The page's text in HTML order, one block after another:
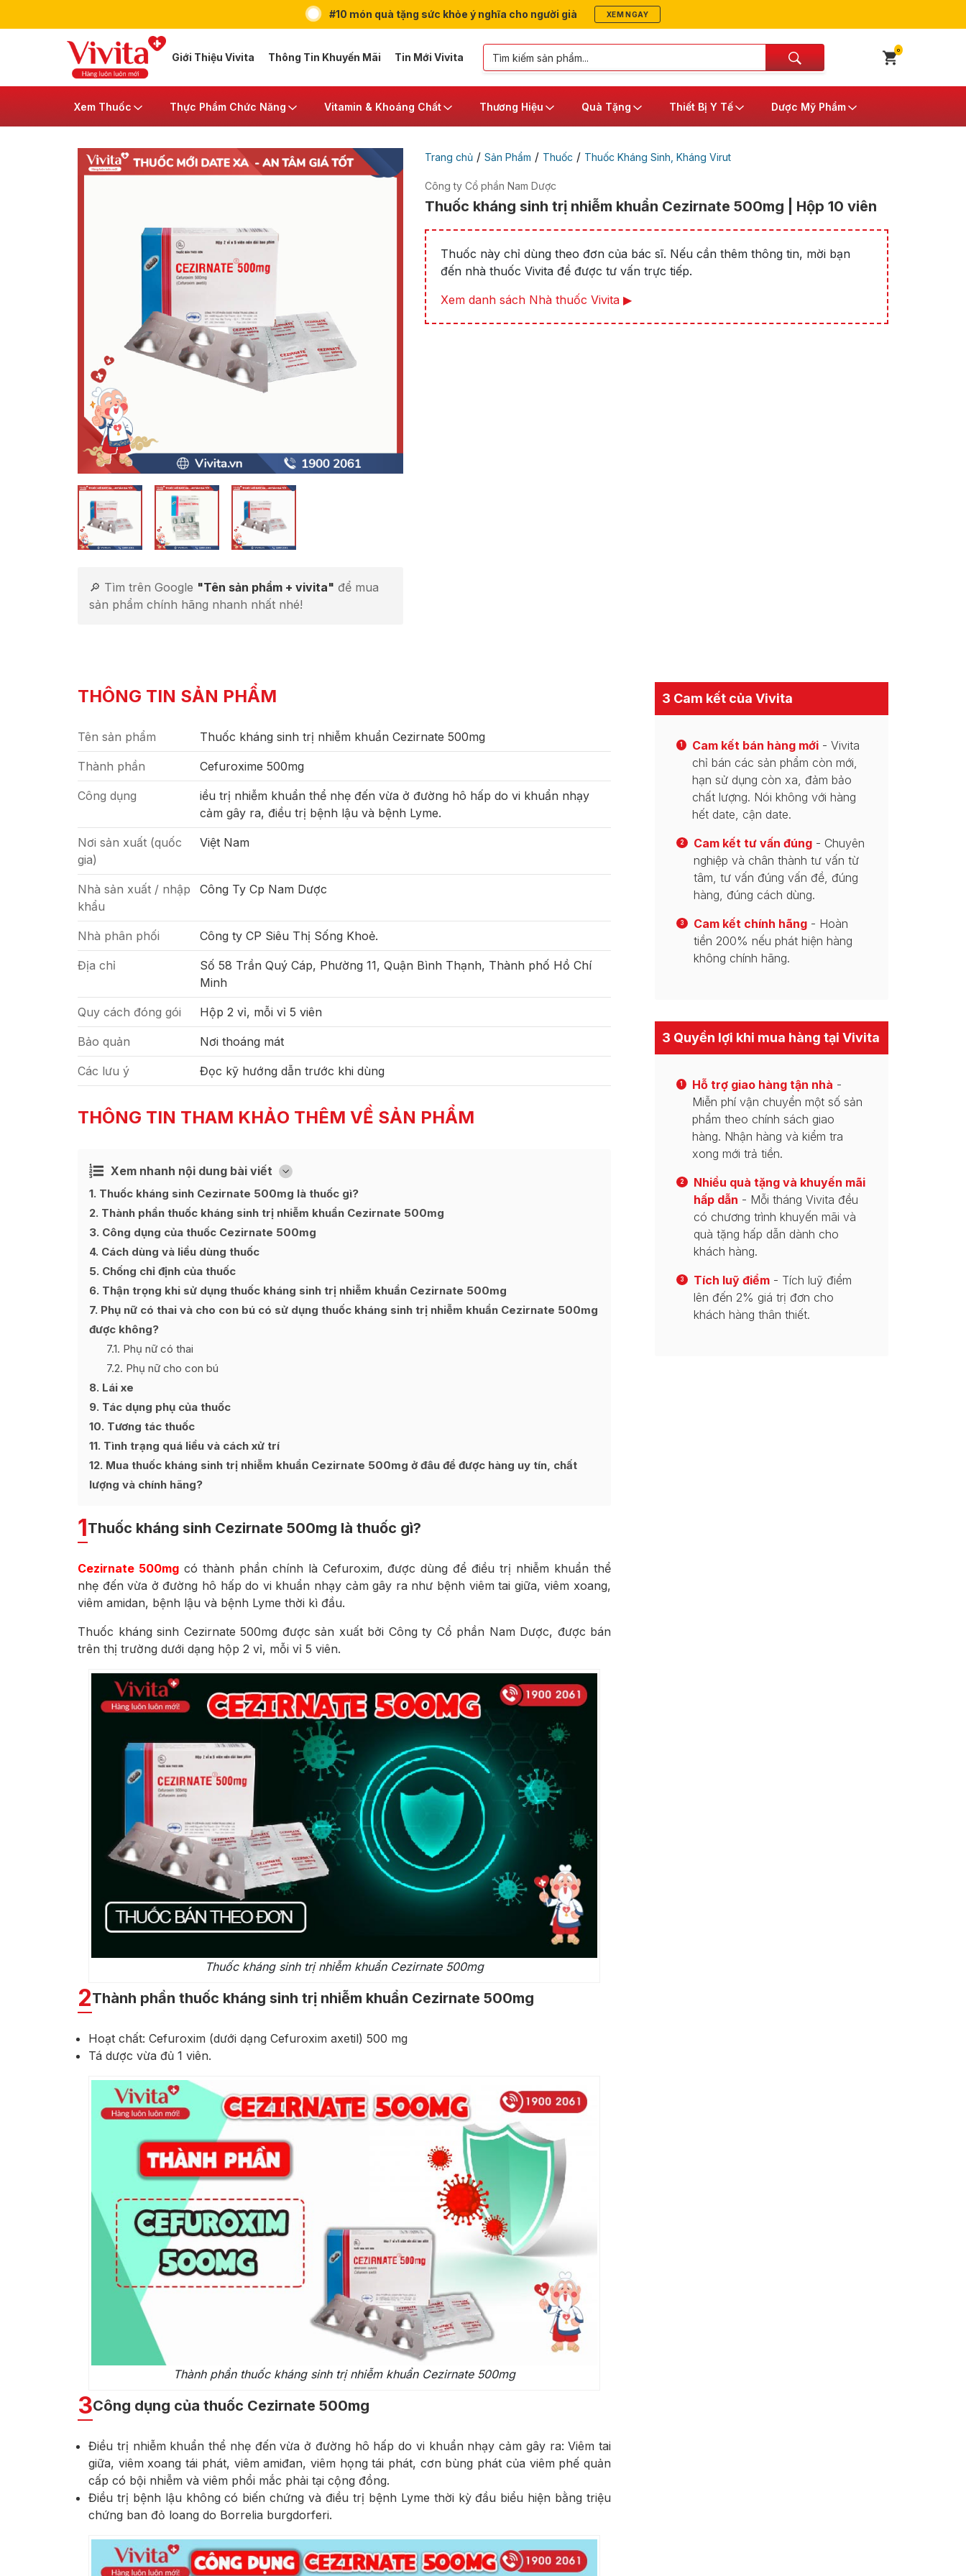
#10 món quà tặng sức khỏe ý nghĩa cho người già XEM NGAY
Giới Thiệu Vivita Thông Tin Khuyến Mãi Tin Mới Vivita
0
Xem Thuốc Thực Phẩm Chức Năng Vitamin & Khoáng Chất Thương Hiệu Quà Tặng Thiết Bị Y Tế Dược Mỹ Phẩm
🔎 Tìm trên Google "Tên sản phẩm + vivita" để mua
sản phẩm chính hãng nhanh nhất nhé!
Trang chủ/ Sản Phẩm / Thuốc / Thuốc Kháng Sinh, Kháng Virut
Công ty Cổ phần Nam Dược
Thuốc kháng sinh trị nhiễm khuẩn Cezirnate 500mg | Hộp 10 viên
Thuốc này chỉ dùng theo đơn của bác sĩ. Nếu cần thêm thông tin, mời bạn
đến nhà thuốc Vivita để được tư vấn trực tiếp.
Xem danh sách Nhà thuốc Vivita ▶
THÔNG TIN SẢN PHẨM
Tên sản phẩm Thuốc kháng sinh trị nhiễm khuẩn Cezirnate 500mg
Thành phần Cefuroxime 500mg
Công dụng
iều trị nhiễm khuẩn thể nhẹ đến vừa ở đường hô hấp do vi khuẩn nhạy
cảm gây ra, điều trị bệnh lậu và bệnh Lyme.
Nơi sản xuất (quốc
gia)
Việt Nam
Nhà sản xuất / nhập
khẩu
Công Ty Cp Nam Dược
Nhà phân phối Công ty CP Siêu Thị Sống Khoẻ.
Địa chỉ
Số 58 Trần Quý Cáp, Phường 11, Quận Bình Thạnh, Thành phố Hồ Chí
Minh
Quy cách đóng gói Hộp 2 vỉ, mỗi vỉ 5 viên
Bảo quản Nơi thoáng mát
Các lưu ý Đọc kỹ hướng dẫn trước khi dùng
THÔNG TIN THAM KHẢO THÊM VỀ SẢN PHẨM
Xem nhanh nội dung bài viết [
Ẩn
1 Thuốc kháng sinh Cezirnate 500mg là thuốc gì?
2 Thành phần thuốc kháng sinh trị nhiễm khuẩn Cezirnate 500mg
3 Công dụng của thuốc Cezirnate 500mg
4 Cách dùng và liều dùng thuốc
5 Chống chỉ định của thuốc
6 Thận trọng khi sử dụng thuốc kháng sinh trị nhiễm khuẩn Cezirnate 500mg
7 Phụ nữ có thai và cho con bú có sử dụng thuốc kháng sinh trị nhiễm khuẩn Cezirnate 500mg
được không?
7.1 Phụ nữ có thai
7.2 Phụ nữ cho con bú
8 Lái xe
9 Tác dụng phụ của thuốc
10 Tương tác thuốc
11 Tình trạng quá liều và cách xử trí
12 Mua thuốc kháng sinh trị nhiễm khuẩn Cezirnate 500mg ở đâu để được hàng uy tín, chất
lượng và chính hãng?
1Thuốc kháng sinh Cezirnate 500mg là thuốc gì?
Cezirnate 500mgcó thành phần chính là Cefuroxim, được dùng để điều trị nhiễm khuẩn thể
nhẹ đến vừa ở đường hô hấp do vi khuẩn nhạy cảm gây ra như bệnh viêm tai giữa, viêm xoang,
viêm amidan, bệnh lậu và bệnh Lyme thời kì đầu.
Thuốc kháng sinh Cezirnate 500mg được sản xuất bởi Công ty Cổ phần Nam Dược, được bán
trên thị trường dưới dạng hộp 2 vỉ, mỗi vỉ 5 viên.
Thuốc kháng sinh trị nhiễm khuẩn Cezirnate 500mg
2Thành phần thuốc kháng sinh trị nhiễm khuẩn Cezirnate 500mg
Hoạt chất: Cefuroxim (dưới dạng Cefuroxim axetil) 500 mg
Tá dược vừa đủ 1 viên.
Thành phần thuốc kháng sinh trị nhiễm khuẩn Cezirnate 500mg
3Công dụng của thuốc Cezirnate 500mg
Điều trị nhiễm khuẩn thể nhẹ đến vừa ở đường hô hấp do vi khuẩn nhạy cảm gây ra: Viêm tai
giữa, viêm xoang tái phát, viêm amiđan, viêm họng tái phát, cơn bùng phát của viêm phế quản
cấp có bội nhiễm và viêm phổi mắc phải tại cộng đồng.
Điều trị bệnh lậu không có biến chứng và điều trị bệnh Lyme thời kỳ đầu biểu hiện bằng triệu
chứng ban đỏ loang do Borrelia burgdorferi.
3 Cam kết của Vivita
1 Cam kết bán hàng mới - Vivita
chỉ bán các sản phẩm còn mới,
hạn sử dụng còn xa, đảm bảo
chất lượng. Nói không với hàng
hết date, cận date.
2 Cam kết tư vấn đúng - Chuyên
nghiệp và chân thành tư vấn từ
tâm, tư vấn đúng vấn đề, đúng
hàng, đúng cách dùng.
3 Cam kết chính hãng - Hoàn
tiền 200% nếu phát hiện hàng
không chính hãng.
3 Quyền lợi khi mua hàng tại Vivita
1 Hỗ trợ giao hàng tận nhà -
Miễn phí vận chuyển một số sản
phẩm theo chính sách giao
hàng. Nhận hàng và kiểm tra
xong mới trả tiền.
2
Nhiều quà tặng và khuyến mãi
hấp dẫn - Mỗi tháng Vivita đều
có chương trình khuyến mãi và
quà tặng hấp dẫn dành cho
khách hàng.
3 Tích luỹ điểm - Tích luỹ điểm
lên đến 2% giá trị đơn cho
khách hàng thân thiết.